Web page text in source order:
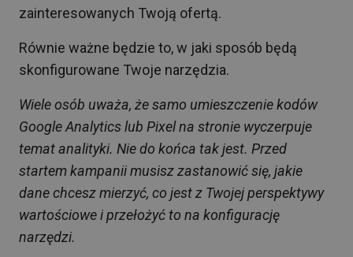
zainteresowanych Twoją ofertą.
Równie ważne będzie to, w jaki sposób będą
skonfigurowane Twoje narzędzia.
Wiele osób uważa, że samo umieszczenie kodów
Google Analytics lub Pixel na stronie wyczerpuje
temat analityki. Nie do końca tak jest. Przed
startem kampanii musisz zastanowić się, jakie
dane chcesz mierzyć, co jest z Twojej perspektywy
wartościowe i przełożyć to na konfigurację
narzędzi.